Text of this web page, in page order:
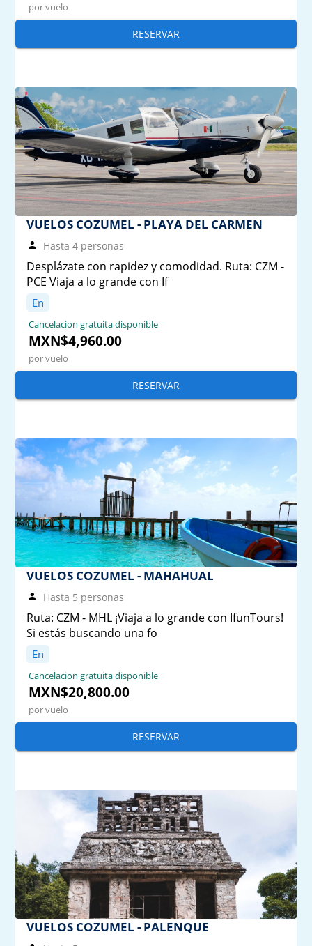
por vuelo
RESERVAR
VUELOS COZUMEL - PLAYA DEL CARMEN
Hasta 4 personas
Desplázate con rapidez y comodidad. Ruta: CZM -
PCE Viaja a lo grande con If
En
Cancelacion gratuita disponible
MXN$4,960.00
por vuelo
RESERVAR
VUELOS COZUMEL - MAHAHUAL
Hasta 5 personas
Ruta: CZM - MHL ¡Viaja a lo grande con IfunTours!
Si estás buscando una fo
En
Cancelacion gratuita disponible
MXN$20,800.00
por vuelo
RESERVAR
VUELOS COZUMEL - PALENQUE